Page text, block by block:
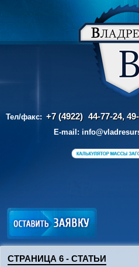
Тел/факс: +7 (4922) 44-77-24,
E-mail:
СТРАНИЦА 6 - СТАТЬИ